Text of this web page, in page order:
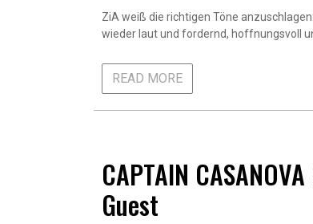
ZiA weiß die richtigen Töne
wieder laut und fordernd, hoffnungsvoll
READ MORE
CAPTAIN
Guest